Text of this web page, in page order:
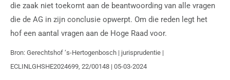
die zaak niet toekomt aan de beantwoording van alle vragen
die de AG in zijn conclusie opwerpt. Om die reden legt het
hof een aantal vragen aan de Hoge Raad voor.
Bron: Gerechtshof ‘s-Hertogenbosch | jurisprudentie |
ECLINLGHSHE2024699, 22/00148 | 05-03-2024